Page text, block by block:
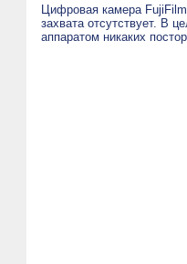
Цифровая камера
захвата отсутствует. В
аппаратом никаких